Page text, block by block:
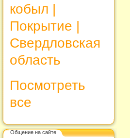
кобыл |
Покрытие |
Свердловская
область
Посмотреть
все
Общение на сайте